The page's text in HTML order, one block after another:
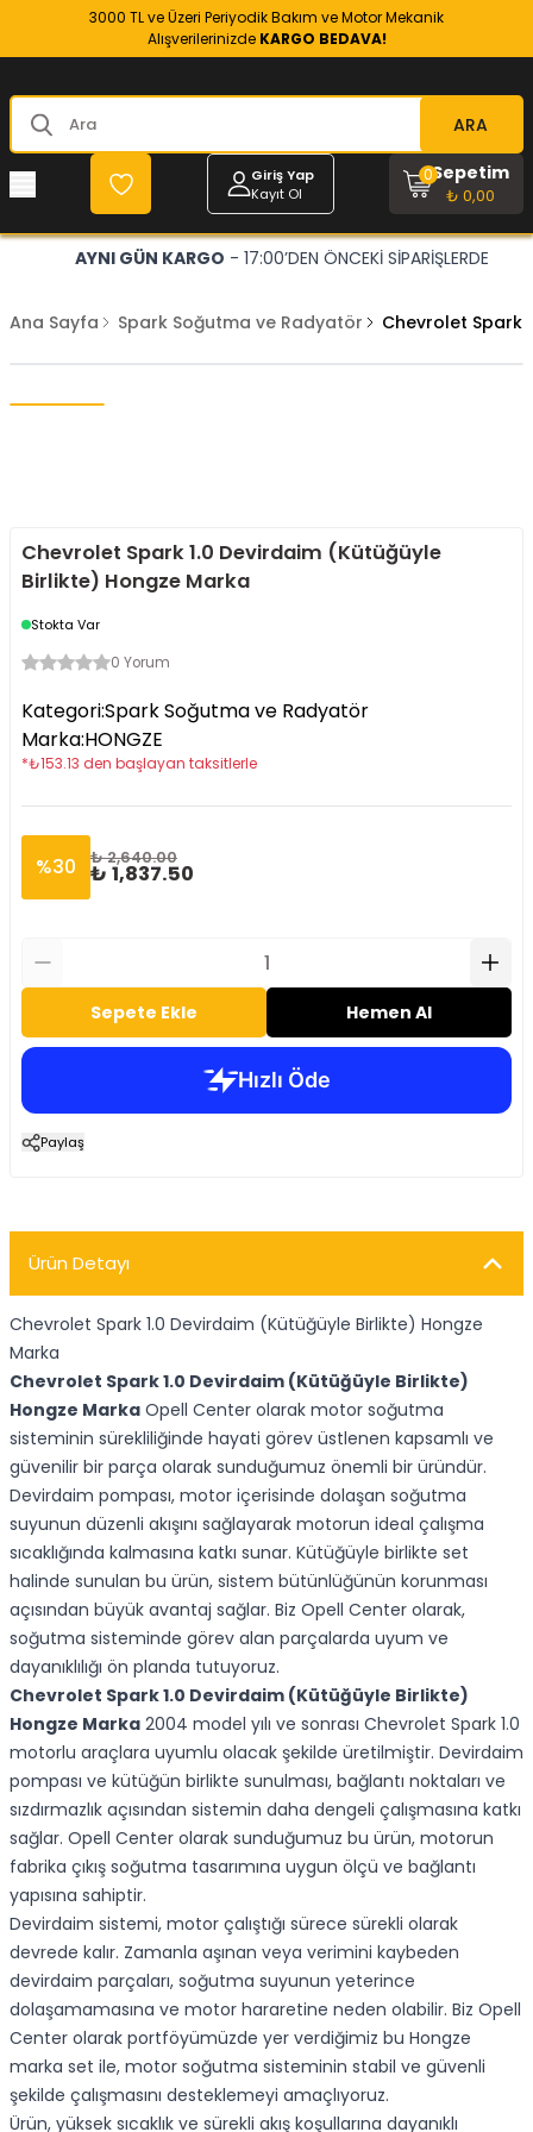
3000 TL ve Üzeri Periyodik Bakım ve Motor Mekanik
Alışverilerinizde KARGO BEDAVA!
ARA
Giriş Yap
Kayıt Ol
Sepetim
₺ 0,00
0
AYNI GÜN KARGO - 17:00’DEN ÖNCEKİ SİPARİŞLERDE
Ana Sayfa Spark Soğutma ve Radyatör Chevrolet Spark
Chevrolet Spark 1.0 Devirdaim (Kütüğüyle
Birlikte) Hongze Marka
Stokta Var
0 Yorum
Kategori:Spark Soğutma ve Radyatör
Marka:HONGZE
*₺153.13 den başlayan taksitlerle
%30 ₺ 2,640.00
₺ 1,837.50
Sepete Ekle Hemen Al
Paylaş
Ürün Detayı
Chevrolet Spark 1.0 Devirdaim (Kütüğüyle Birlikte) Hongze
Marka
Chevrolet Spark 1.0 Devirdaim (Kütüğüyle Birlikte)
Hongze Marka Opell Center olarak motor soğutma
sisteminin sürekliliğinde hayati görev üstlenen kapsamlı ve
güvenilir bir parça olarak sunduğumuz önemli bir üründür.
Devirdaim pompası, motor içerisinde dolaşan soğutma
suyunun düzenli akışını sağlayarak motorun ideal çalışma
sıcaklığında kalmasına katkı sunar. Kütüğüyle birlikte set
halinde sunulan bu ürün, sistem bütünlüğünün korunması
açısından büyük avantaj sağlar. Biz Opell Center olarak,
soğutma sisteminde görev alan parçalarda uyum ve
dayanıklılığı ön planda tutuyoruz.
Chevrolet Spark 1.0 Devirdaim (Kütüğüyle Birlikte)
Hongze Marka 2004 model yılı ve sonrası Chevrolet Spark 1.0
motorlu araçlara uyumlu olacak şekilde üretilmiştir. Devirdaim
pompası ve kütüğün birlikte sunulması, bağlantı noktaları ve
sızdırmazlık açısından sistemin daha dengeli çalışmasına katkı
sağlar. Opell Center olarak sunduğumuz bu ürün, motorun
fabrika çıkış soğutma tasarımına uygun ölçü ve bağlantı
yapısına sahiptir.
Devirdaim sistemi, motor çalıştığı sürece sürekli olarak
devrede kalır. Zamanla aşınan veya verimini kaybeden
devirdaim parçaları, soğutma suyunun yeterince
dolaşamamasına ve motor hararetine neden olabilir. Biz Opell
Center olarak portföyümüzde yer verdiğimiz bu Hongze
marka set ile, motor soğutma sisteminin stabil ve güvenli
şekilde çalışmasını desteklemeyi amaçlıyoruz.
Ürün, yüksek sıcaklık ve sürekli akış koşullarına dayanıklı